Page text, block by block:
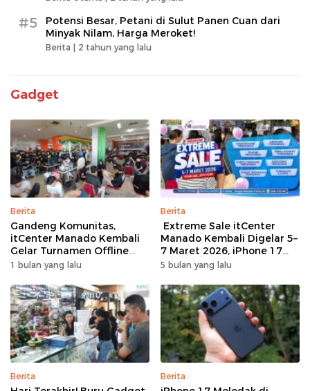
#5
Potensi Besar, Petani di Sulut Panen Cuan dari
Minyak Nilam, Harga Meroket!
Berita | 2 tahun yang lalu
Gadget
Berita
Gandeng Komunitas,
itCenter Manado Kembali
Gelar Turnamen Offline
Free Fire, 60 Tim Siap
1 bulan yang lalu
Berita
Extreme Sale itCenter
Manado Kembali Digelar 5–
7 Maret 2026, iPhone 17
Pro Max Diskon hingga
5 bulan yang lalu
Berita Berita